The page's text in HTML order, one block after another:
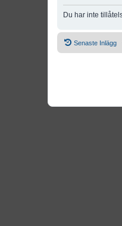
Du har inte
Senaste Inlägg